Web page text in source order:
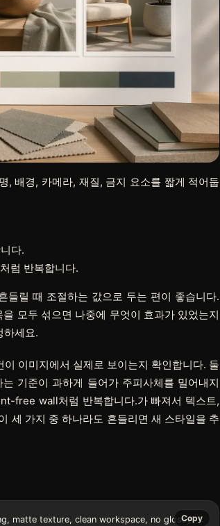
, 배경, 카메라, 재질, 금지 요소를 짧게 적어둡
다.
럼 반복합니다.
들릴 때 조절하는 값으로 두는 편이 좋습니다.
모두 섞으면 나중에 무엇이 효과가 있었는지
하세요.
이미지에서 실제로 보이는지 확인합니다. 둘
기준이 과하게 들어가 주피사체를 밀어내지
free wall처럼 반복합니다.가 빠져서 텍스트,
세 가지 중 하나라도 흔들리면 새 스타일을 추
matte texture, clean workspace, no glossy Copy